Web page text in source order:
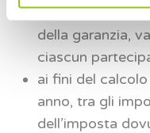
superiore a
della garanzia,
ciascun
ai fini del
anno, tra gli
dell’imposta